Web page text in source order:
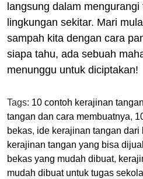
langsung dalam
lingkungan sekitar. Mari
sampah kita dengan cara
siapa tahu, ada sebuah
menunggu untuk diciptakan!
Tags: 10 contoh kerajinan tangan
tangan dan cara membuatnya,
bekas, ide kerajinan tangan dari
kerajinan tangan yang bisa dijual
bekas yang mudah dibuat,
mudah dibuat untuk tugas